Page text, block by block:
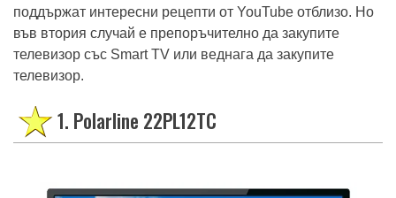
си телевизионни сериали по време на готвене или да
поддържат интересни рецепти от YouTube отблизо. Но
във втория случай е препоръчително да закупите
телевизор със Smart TV или веднага да закупите
1. Polarline 22PL12TC